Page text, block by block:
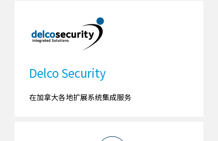
Delco Security
在加拿大各地扩展系统集成服务